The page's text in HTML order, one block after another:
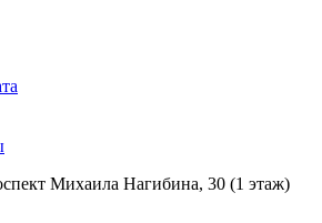
Михаила Нагибина, 30 (1 этаж)